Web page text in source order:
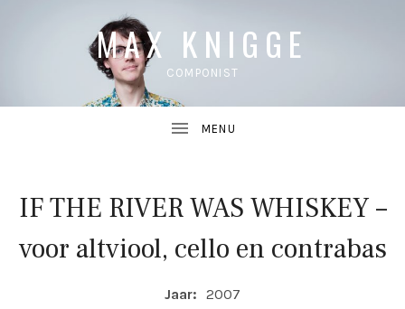
MAX KNIGGE
COMPONIST
IF THE RIVER WAS WHISKEY –
voor altviool, cello en contrabas
COMPOSITIE DETAILS
Jaar: 2007